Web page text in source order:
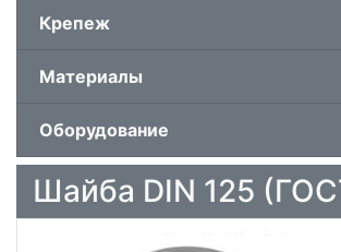
Крепеж
Материалы
Оборудование
Шайба DIN 125